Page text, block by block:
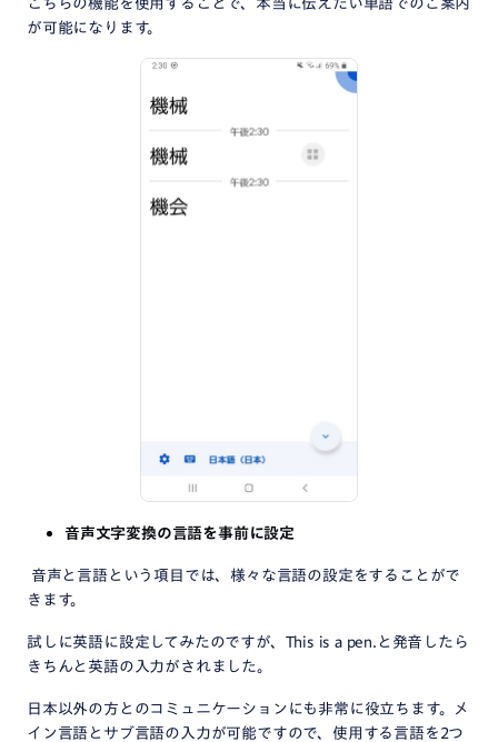
が可能になります。
音声文字変換の言語を事前に設定
音声と言語という項目では、様々な言語の設定をすることがで
きます。
試しに英語に設定してみたのですが、This is a pen.と発音したら
きちんと英語の入力がされました。
日本以外の方とのコミュニケーションにも非常に役立ちます。メ
イン言語とサブ言語の入力が可能ですので、使用する言語を2つ